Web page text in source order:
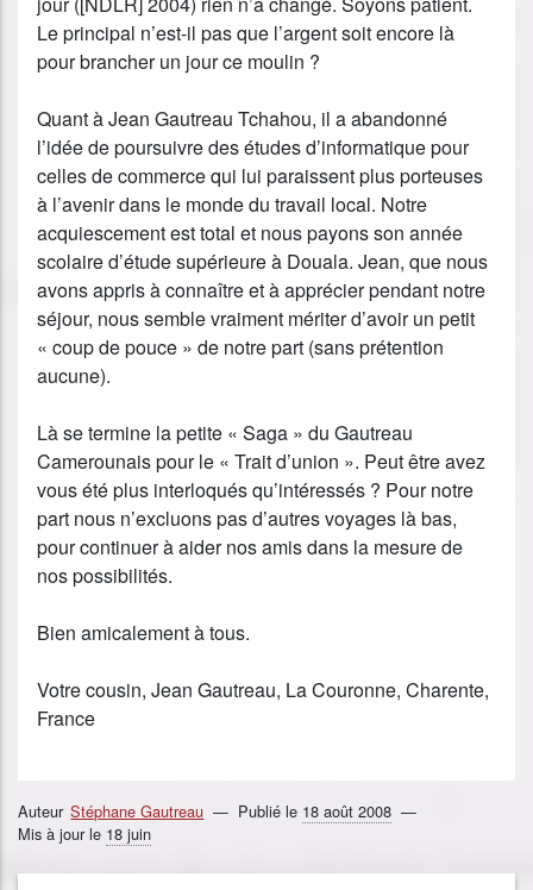
Le principal n’est-il pas que l’argent soit encore là
pour brancher un jour ce moulin ?
Quant à Jean Gautreau Tchahou, il a abandonné
l’idée de poursuivre des études d’informatique pour
celles de commerce qui lui paraissent plus porteuses
à l’avenir dans le monde du travail local. Notre
acquiescement est total et nous payons son année
scolaire d’étude supérieure à Douala. Jean, que nous
avons appris à connaître et à apprécier pendant notre
séjour, nous semble vraiment mériter d’avoir un petit
« coup de pouce » de notre part (sans prétention
aucune).
Là se termine la petite « Saga » du Gautreau
Camerounais pour le « Trait d’union ». Peut être avez
vous été plus interloqués qu’intéressés ? Pour notre
part nous n’excluons pas d’autres voyages là bas,
pour continuer à aider nos amis dans la mesure de
nos possibilités.
Bien amicalement à tous.
Votre cousin, Jean Gautreau, La Couronne, Charente,
France
Auteur Stéphane Gautreau Publié le 18 août 2008
Mis à jour le 18 juin